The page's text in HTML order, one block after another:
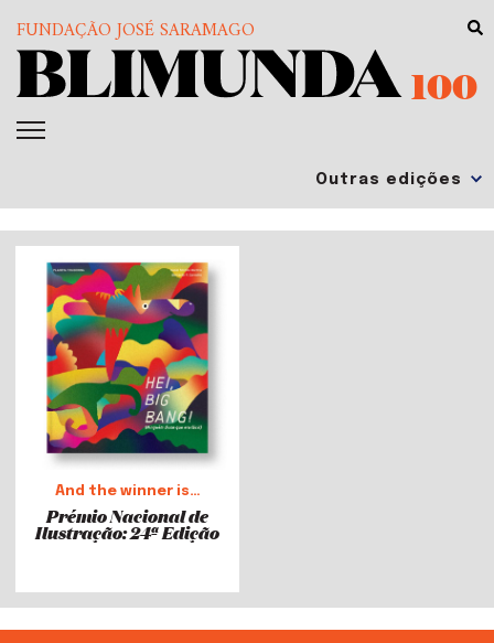
FUNDAÇÃO JOSÉ SARAMAGO
100
And the winner is…
Prémio Nacional de
Ilustração: 24ª Edição